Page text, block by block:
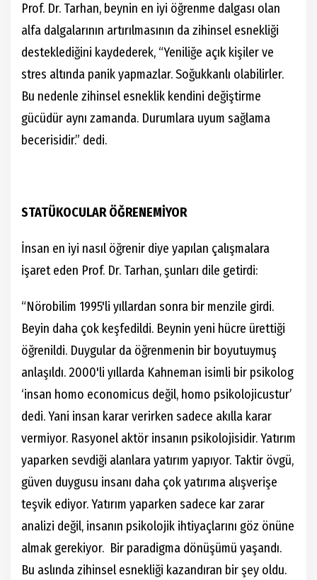
Prof. Dr. Tarhan, beynin en iyi öğrenme dalgası olan
alfa dalgalarının artırılmasının da zihinsel esnekliği
desteklediğini kaydederek, “Yeniliğe açık kişiler ve
stres altında panik yapmazlar. Soğukkanlı olabilirler.
Bu nedenle zihinsel esneklik kendini değiştirme
gücüdür aynı zamanda. Durumlara uyum sağlama
becerisidir.” dedi.
STATÜKOCULAR ÖĞRENEMİYOR
İnsan en iyi nasıl öğrenir diye yapılan çalışmalara
işaret eden Prof. Dr. Tarhan, şunları dile getirdi:
“Nörobilim 1995'li yıllardan sonra bir menzile girdi.
Beyin daha çok keşfedildi. Beynin yeni hücre ürettiği
öğrenildi. Duygular da öğrenmenin bir boyutuymuş
anlaşıldı. 2000'li yıllarda Kahneman isimli bir psikolog
‘insan homo economicus değil, homo psikolojicustur’
dedi. Yani insan karar verirken sadece akılla karar
vermiyor. Rasyonel aktör insanın psikolojisidir. Yatırım
yaparken sevdiği alanlara yatırım yapıyor. Taktir övgü,
güven duygusu insanı daha çok yatırıma alışverişe
teşvik ediyor. Yatırım yaparken sadece kar zarar
analizi değil, insanın psikolojik ihtiyaçlarını göz önüne
almak gerekiyor. Bir paradigma dönüşümü yaşandı.
Bu aslında zihinsel esnekliği kazandıran bir şey oldu.